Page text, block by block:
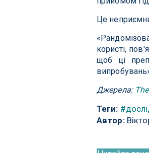
Це
користі,
щоб ці
Джерела:
Теги:
Автор: